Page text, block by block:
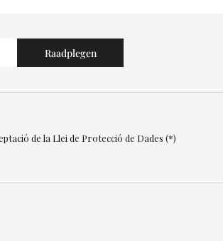
de la Llei de Protecció de Dades (*)